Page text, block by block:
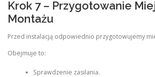
Krok 7 – Przygotowanie
Montażu
Przed instalacją odpowiednio przygotowujemy
Obejmuje to:
Sprawdzenie zasilania.